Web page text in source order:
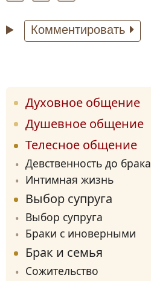
Комментировать
Духовное общение
Душевное общение
Телесное общение
Девственность до брака
Интимная жизнь
Выбор супруга
Выбор супруга
Браки с иноверными
Брак и семья
Сожительство